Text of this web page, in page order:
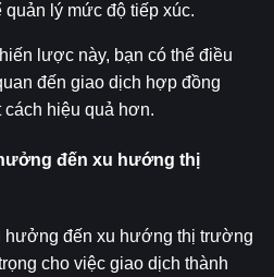
quản lý mức độ tiếp xúc.
lược này, bạn có thể điều
đến giao dịch hợp đồng
hiệu quả hơn.
đến xu hướng thị
hưởng đến xu hướng thị trường
cho việc giao dịch thành